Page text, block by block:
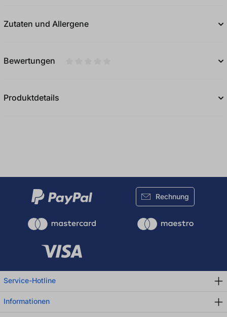
Zutaten und Allergene
Bewertungen
Produktdetails
Rechnung
Service-Hotline
Informationen